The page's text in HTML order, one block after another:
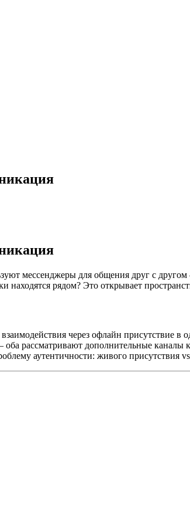
мессенджеры для общения друг с
находятся рядом? Это открывает
через офлайн присутствие в
рассматривают дополнительные каналы
аутентичности: живого присутствия